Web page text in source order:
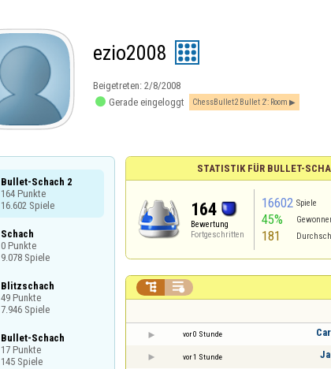
ezio2008
Beigetreten: 2/8/2008
 Gerade eingeloggt ChessBullet2 Bullet 2′: Room
Bullet-Schach 2
164 Punkte
16.602 Spiele
Schach
0 Punkte
9.078 Spiele
Blitzschach
49 Punkte
7.946 Spiele
Bullet-Schach
17 Punkte
145 Spiele
STATISTIK FÜR BULLET-
164
Bewertung
Fortgeschritten
16602 Spiele
45%
181
 
vor 0 Stunde
vor 1 Stunde